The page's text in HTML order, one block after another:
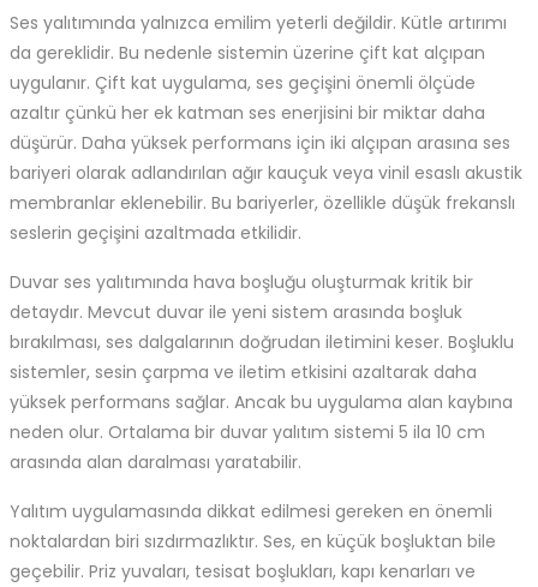
Ses yalıtımında yalnızca emilim yeterli değildir. Kütle artırımı
da gereklidir. Bu nedenle sistemin üzerine çift kat alçıpan
uygulanır. Çift kat uygulama, ses geçişini önemli ölçüde
azaltır çünkü her ek katman ses enerjisini bir miktar daha
düşürür. Daha yüksek performans için iki alçıpan arasına ses
bariyeri olarak adlandırılan ağır kauçuk veya vinil esaslı akustik
membranlar eklenebilir. Bu bariyerler, özellikle düşük frekanslı
seslerin geçişini azaltmada etkilidir.
Duvar ses yalıtımında hava boşluğu oluşturmak kritik bir
detaydır. Mevcut duvar ile yeni sistem arasında boşluk
bırakılması, ses dalgalarının doğrudan iletimini keser. Boşluklu
sistemler, sesin çarpma ve iletim etkisini azaltarak daha
yüksek performans sağlar. Ancak bu uygulama alan kaybına
neden olur. Ortalama bir duvar yalıtım sistemi 5 ila 10 cm
arasında alan daralması yaratabilir.
Yalıtım uygulamasında dikkat edilmesi gereken en önemli
noktalardan biri sızdırmazlıktır. Ses, en küçük boşluktan bile
geçebilir. Priz yuvaları, tesisat boşlukları, kapı kenarları ve